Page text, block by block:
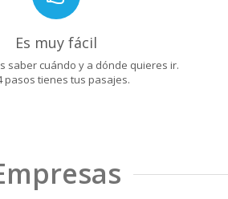
Es muy fácil
saber cuándo y a dónde quieres ir.
pasos tienes tus pasajes.